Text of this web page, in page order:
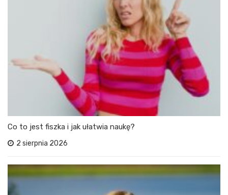
Co to jest fiszka i jak ułatwia naukę?
2 sierpnia 2026